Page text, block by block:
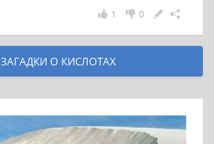
0
1
ЗАГАДКИ О КИСЛОТАХ